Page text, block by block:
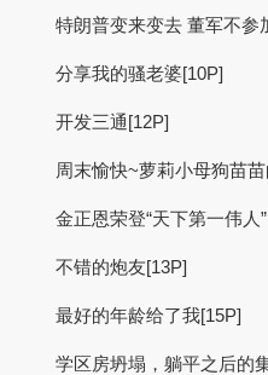
特朗普变来变去 董军不参
分享我的骚老婆[10P]
开发三通[12P]
周末愉快~萝莉小母狗苗
金正恩荣登“天下第一伟人”
不错的炮友[13P]
最好的年龄给了我[15P]
学区房坍塌，躺平之后的